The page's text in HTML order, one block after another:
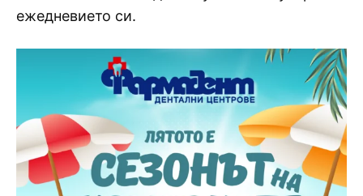
ежедневието си.